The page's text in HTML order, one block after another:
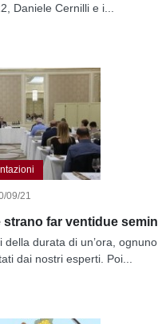
Daniele Cernilli e i...
09/21
strano far ventidue
della durata di un’ora,
dai nostri esperti. Poi...